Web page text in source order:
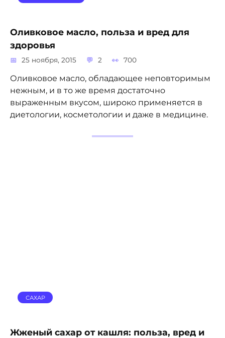
Оливковое масло, польза и вред для
здоровья
25 ноября, 2015 2 700
Оливковое масло, обладающее неповторимым
нежным, и в то же время достаточно
выраженным вкусом, широко применяется в
диетологии, косметологии и даже в медицине.
САХАР
Жженый сахар от кашля: польза, вред и